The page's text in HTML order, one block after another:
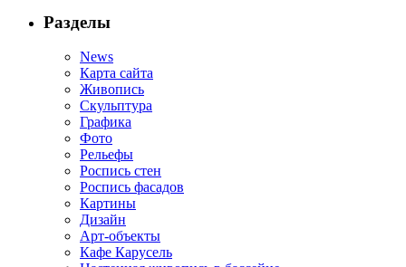
Разделы
News
Карта сайта
Живопись
Скульптура
Графика
Фото
Рельефы
Роспись стен
Роспись фасадов
Картины
Дизайн
Арт-объекты
Кафе Карусель